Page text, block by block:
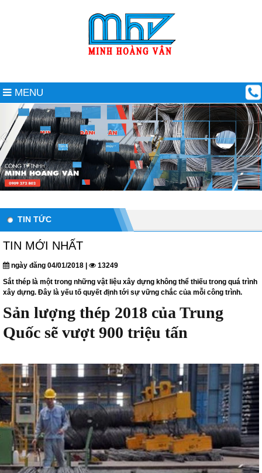
MENU
TIN TỨC
TIN MỚI NHẤT
ngày đăng 04/01/2018 |
13249
Sắt thép là một trong những vật liệu xây dựng không thể thiếu trong quá trình
xây dựng. Đây là yếu tố quyết định tới sự vững chắc của mỗi công trình.
Sản lượng thép 2018 của Trung
Quốc sẽ vượt 900 triệu tấn